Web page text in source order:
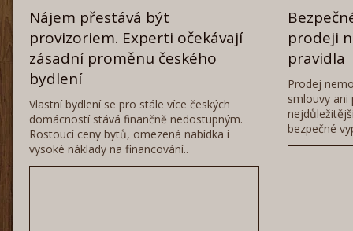
Nájem přestává být
provizoriem. Experti očekávají
zásadní proměnu českého
bydlení
Vlastní bydlení se pro stále více českých
domácností stává finančně nedostupným.
Rostoucí ceny bytů, omezená nabídka i
vysoké náklady na financování..
prodeji
pravidla
Prodej
smlouvy ani
bezpečné